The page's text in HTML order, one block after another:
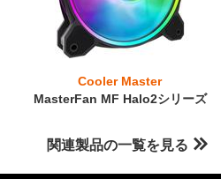
Cooler Master
MasterFan MF Halo2シリーズ
関連製品の一覧を見る